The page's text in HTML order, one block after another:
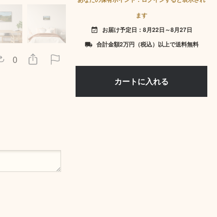
0
ます
event_available お届け予定日：8月22日～8月27日
local_shipping 合計金額2万円（税込）以上で送料無料